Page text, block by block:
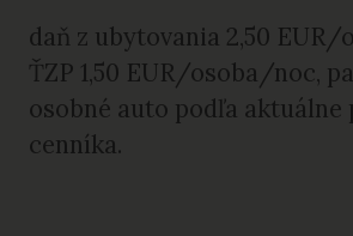
daň z ubytovania 2,50
ŤZP 1,50 EUR/osoba/noc,
osobné auto podľa aktuálne
cenníka.